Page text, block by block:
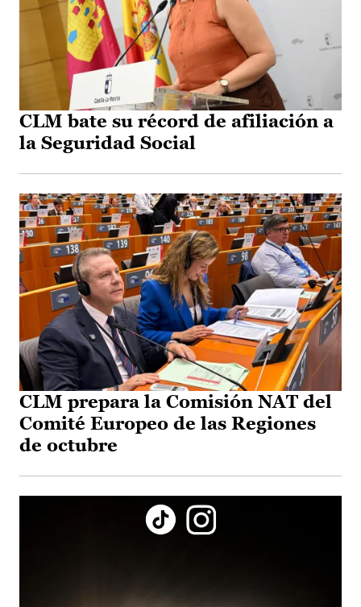
CLM bate su récord de afiliación a
la Seguridad Social
CLM prepara la Comisión NAT del
Comité Europeo de las Regiones
de octubre